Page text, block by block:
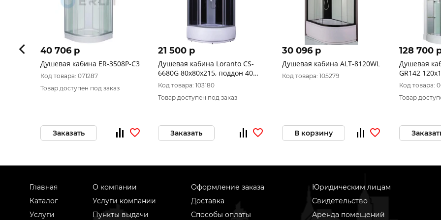
40 706 p
Душевая кабина ER-3508P-C3
Код товара: 071287
Товар доступен под заказ
Заказать
21 500 p
Душевая кабина Loranto CS-
6680G 80х80х215, поддон 40
см
Код товара: 103180
Товар доступен под заказ
Заказать
30 096 p
Душевая кабина ALT-8120WL
Код товара: 105279
В корзину
128 700
Душевая
GR142
Код товара:
Товар
Главная
Каталог
Услуги
О компании
Услуги компании
Пункты выдачи
Оформление заказа
Доставка
Способы оплаты
Юридическим лицам
Свидетельство
Аренда помещений